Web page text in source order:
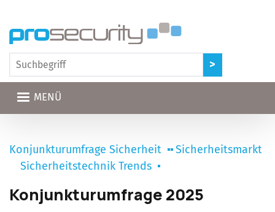
MENÜ
Konjunkturumfrage Sicherheit
Sicherheitsmarkt
Sicherheitstechnik Trends
Konjunkturumfrage 2025